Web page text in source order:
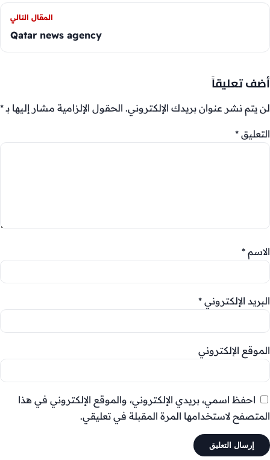
المقال التالي
Qatar news agency
أضف تعليقاً
لن يتم نشر عنوان بريدك الإلكتروني. الحقول الإلزامية مشار إليها بـ*
التعليق *
الاسم *
البريد الإلكتروني *
الموقع الإلكتروني
احفظ اسمي، بريدي الإلكتروني، والموقع الإلكتروني في هذا
المتصفح لاستخدامها المرة المقبلة في تعليقي.